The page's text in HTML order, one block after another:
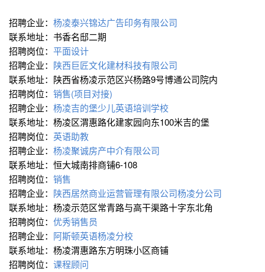
招聘企业： 杨凌泰兴锦达广告印务有限公司
联系地址：书香名邸二期
招聘岗位： 平面设计
招聘企业： 陕西巨匠文化建材科技有限公司
联系地址：陕西省杨凌示范区兴杨路9号博通公司院内
招聘岗位： 销售(项目对接)
招聘企业： 杨凌吉的堡少儿英语培训学校
联系地址：杨凌区渭惠路化建家园向东100米吉的堡
招聘岗位： 英语助教
招聘企业： 杨凌聚诚房产中介有限公司
联系地址：恒大城南排商铺6-108
招聘岗位： 销售
招聘企业： 陕西居然商业运营管理有限公司杨凌分公司
联系地址：杨凌示范区常青路与高干渠路十字东北角
招聘岗位： 优秀销售员
招聘企业： 阿斯顿英语杨凌分校
联系地址：杨凌渭惠路东方明珠小区商铺
招聘岗位： 课程顾问